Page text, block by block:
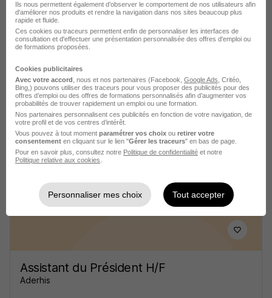
Service Civique - Accueillir et
Accompagner des Étudiant·Es
à l'Université H/F
Universite Paris-Saclay
Sceaux - 92 CDD Temps partiel
619,83 € / mois
+ 1
Assistant du Président H/F
Aderhis
Ils nous permettent également d’observer le comportement de nos utilisateurs afin
d'améliorer nos produits et rendre la navigation dans nos sites beaucoup plus
rapide et fluide.
Ces cookies ou traceurs permettent enfin de personnaliser les interfaces de
consultation et d'effectuer une présentation personnalisée des offres d'emploi ou
de formations proposées.
Cookies publicitaires
Avec votre accord , nous et nos partenaires (Facebook, Google Ads , Critéo,
Bing,) pouvons utiliser des traceurs pour vous proposer des publicités pour des
offres d’emploi ou des offres de formations personnalisés afin d’augmenter vos
probabilités de trouver rapidement un emploi ou une formation.
Nos partenaires personnalisent ces publicités en fonction de votre navigation, de
votre profil et de vos centres d’intérêt.
Vous pouvez à tout moment paramétrer vos choix ou retirer votre
consentement en cliquant sur le lien "Gérer les traceurs" en bas de page.
Pour en savoir plus, consultez notre Politique de confidentialité et notre
Politique relative aux cookies
Personnaliser mes choix Tout accepter